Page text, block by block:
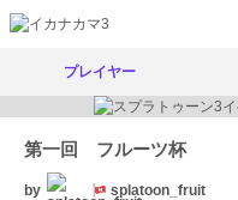
プレイヤー
第一回 フルーツ杯
by splatoon_fruit